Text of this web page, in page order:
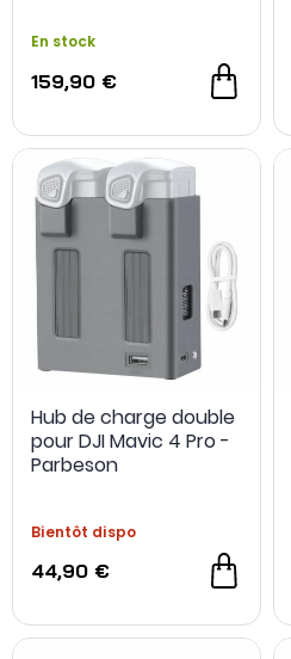
En stock
159,90 €
Hub de charge double
pour DJI Mavic 4 Pro -
Parbeson
Bientôt dispo
44,90 €